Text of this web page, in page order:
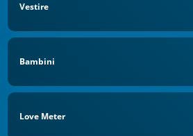
Vestire
Bambini
Love Meter